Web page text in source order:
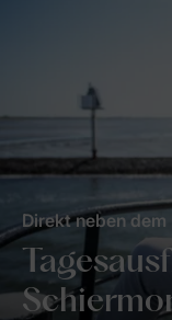
Direkt neben